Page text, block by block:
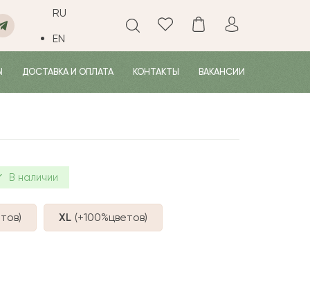
RU
EN
ДОСТАВКА И ОПЛАТА КОНТАКТЫ ВАКАНСИИ
В наличии
) XL (+100%цветов)